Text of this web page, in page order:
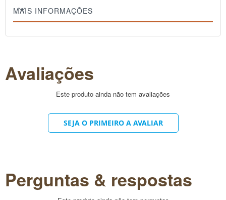
comprimento) em um recipiente. Com os cabelos ainda úmidos,
aplique com a ajuda de um pincel distribuindo uniformemente por
até chegar no tom desejado. Enxágue e finalize como de costume.
Mauritia Flexuosa Fruit Oil, Daucus Carota Sativa Root Extract,
Acacia Senegal Gum Extract, Propylene Glycol, Sodium PCA,
Cetrimonium Chloride, Basic Orange 31, Basic Yellow 57, Citric
Acid, Phenoxyethanol, Caprylyl Glycol, Fragrance/Parfum,
Hudroxycitronellal, d-Limonene, Linalool.
MAIS INFORMAÇÕES
Avaliações
Este produto ainda não tem avaliações
SEJA O PRIMEIRO A AVALIAR
Perguntas & respostas